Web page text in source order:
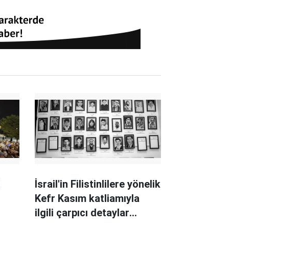
İsrail'in Filistinlilere yönelik
Kefr Kasım katliamıyla
ilgili çarpıcı detaylar